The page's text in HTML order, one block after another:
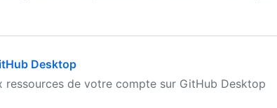
Desktop
de votre compte sur GitHub Desktop